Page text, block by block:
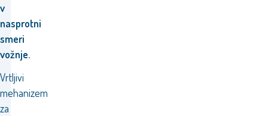
v
nasprotni
smeri
vožnje.
Vrtljivi
mehanizem
za